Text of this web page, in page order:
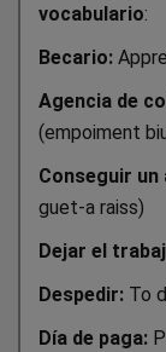
vocabulario:
Becario:
Agencia de
(empoiment
Conseguir un
guet-a raiss)
Dejar el
Despedir: To
Día de paga: